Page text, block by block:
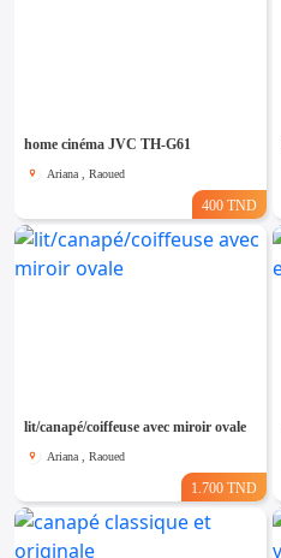
home cinéma JVC TH-G61
Ariana , Raoued
400 TND
lit/canapé/coiffeuse avec miroir ovale
Ariana , Raoued
1.700 TND